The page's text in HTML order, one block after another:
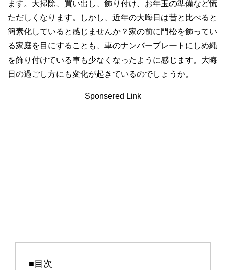
ます。大掃除、買い出し、飾り付け、お年玉の準備など慌
ただしくなります。しかし、近年の大晦日は昔と比べると
簡素化していると感じませんか？家の前に門松を飾ってい
る家庭を目にすることも、車のナンバープレートにしめ縄
を飾り付けている車も少なくなったように感じます。大晦
日の過ごし方にも変化が起きているのでしょうか。
Sponsered Link
■目次